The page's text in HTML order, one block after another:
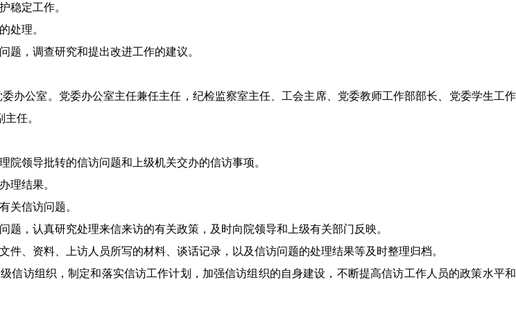
稳定工作。
处理。
题，调查研究和提出改进工作的建议。
委办公室。党委办公室主任兼任主任，纪检监察室主任、 工会主席、党委教师工作部部长、 党委学生工作
主任。
院领导批转的信访问题和上级机关交办的信访事项。
理结果。
关信访问题。
题，认真研究处理来信来访的有关政策，及时向院领导和上级有关部门反映。
件、资料、上访人员所写的材料、谈话记录，以及信访问题的处理结果等及时整理归档。
信访组织，制定和落实信访工作计划，加强信访组织的自身建设，不断提高信访工作人员的政策水平